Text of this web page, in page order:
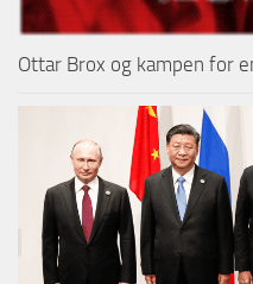
Ottar Brox og kampen for